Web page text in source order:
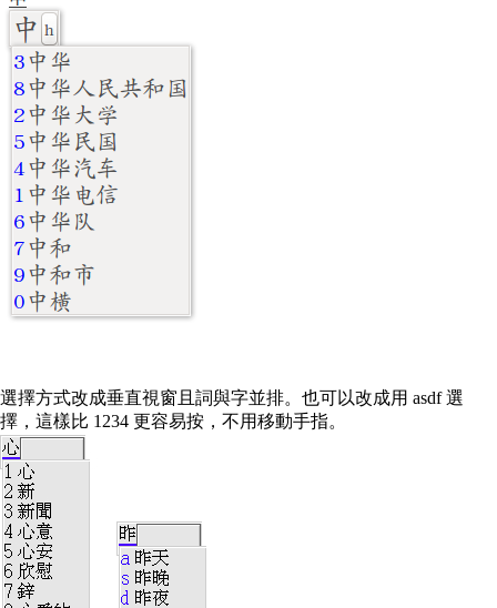
選擇方式改成垂直視窗且詞與字並排。也可以改成用 asdf 選
擇，這樣比 1234 更容易按，不用移動手指。